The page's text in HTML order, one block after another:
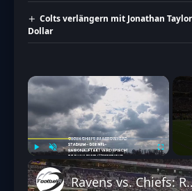
Colts verlängern mit Jonathan
Dollar
×
Play Unmute Fullscreen
Ravens vs. Chiefs: